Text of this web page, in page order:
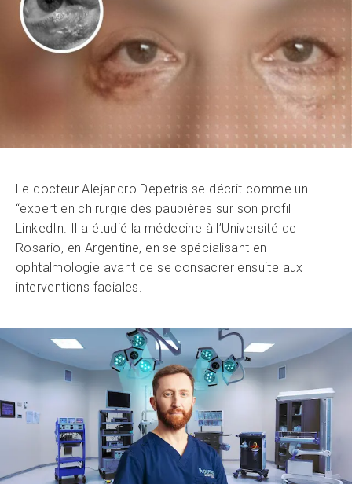
Le docteur Alejandro Depetris se décrit comme un
“expert en chirurgie des paupières sur son profil
LinkedIn. Il a étudié la médecine à l’Université de
Rosario, en Argentine, en se spécialisant en
ophtalmologie avant de se consacrer ensuite aux
interventions faciales.